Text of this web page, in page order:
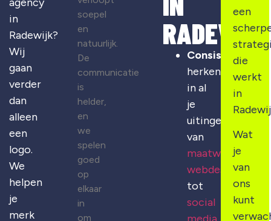
in
Radewijk?
Wij
gaan
verder
dan
alleen
een
logo.
We
helpen
je
merk
soepel
en
natuurlijk.
De
communicatie
is
helder,
en
we
spelen
goed
op
elkaar
in
om
Consistentie
herkenbaarheid
in al
je
uitingen,
van
maatwerk
webdesign
tot
social
een
die
werkt
in
Wat
je
van
ons
kunt